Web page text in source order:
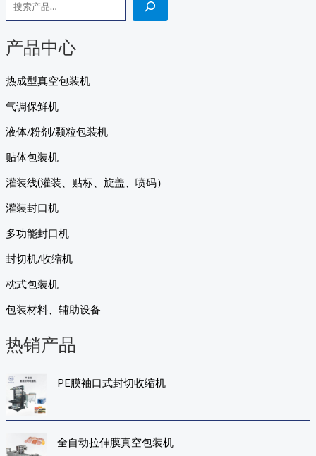
产品中心
热成型真空包装机
气调保鲜机
液体/粉剂/颗粒包装机
贴体包装机
灌装线(灌装、贴标、旋盖、喷码）
灌装封口机
多功能封口机
封切机/收缩机
枕式包装机
包装材料、辅助设备
热销产品
PE膜袖口式封切收缩机
全自动拉伸膜真空包装机